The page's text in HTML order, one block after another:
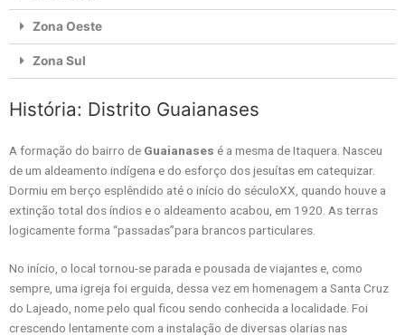
Zona Oeste
Zona Sul
História: Distrito Guaianases
A formação do bairro de Guaianases é a mesma de Itaquera. Nasceu
de um aldeamento indígena e do esforço dos jesuítas em catequizar.
Dormiu em berço esplêndido até o início do séculoXX, quando houve a
extinção total dos índios e o aldeamento acabou, em 1920. As terras
logicamente forma “passadas”para brancos particulares.
No início, o local tornou-se parada e pousada de viajantes e, como
sempre, uma igreja foi erguida, dessa vez em homenagem a Santa Cruz
do Lajeado, nome pelo qual ficou sendo conhecida a localidade. Foi
crescendo lentamente com a instalação de diversas olarias nas